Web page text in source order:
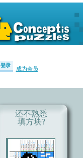
登录
成为会员
还不熟悉
填方块?